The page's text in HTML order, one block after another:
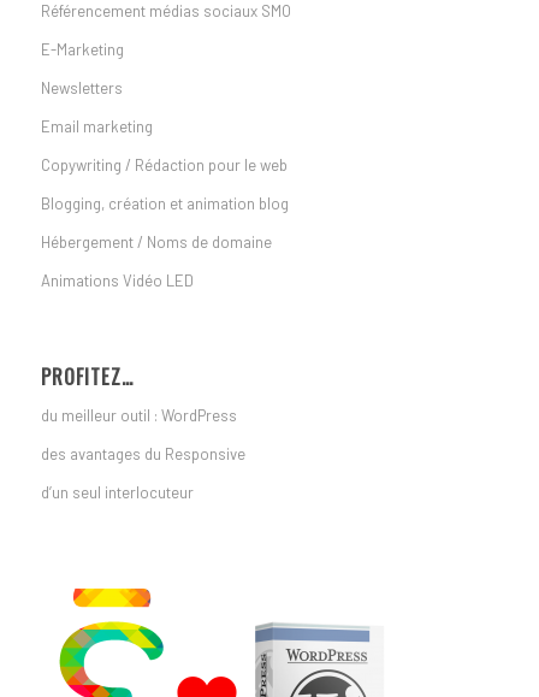
Référencement médias sociaux SMO
E-Marketing
Newsletters
Email marketing
Copywriting / Rédaction pour le web
Blogging, création et animation blog
Hébergement / Noms de domaine
Animations Vidéo LED
PROFITEZ…
du meilleur outil : WordPress
des avantages du Responsive
d’un seul interlocuteur